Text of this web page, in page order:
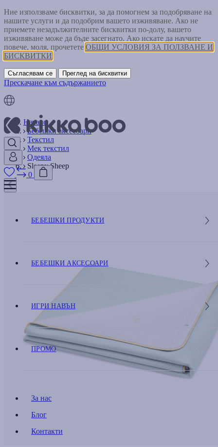
Ние използваме бисквитки, за да помогнем за подобряване на
нашите услуги и да подобрим вашето изживяване. Ако не
приемете незадължителните бисквитки по-долу, вашето
изживяване може да бъде засегнато. Ако искате да научите
повече, моля, прочетете ОБЩИ УСЛОВИЯ ЗА ПОЛЗВАНЕ И
БИСКВИТКИ
Съгласявам се Преглед на бисквитки
Прескачане към съдържанието
0
БЕБЕШКИ ПРОДУКТИ
БЕБЕШКИ АКСЕСОАРИ
ИГРИ НАВЪН
ПРОМО
За нас
Блог
Контакти
Начало
Бебешки аксесоари
Текстил
Мек текстил
Одеяла
Sleepy Sheep